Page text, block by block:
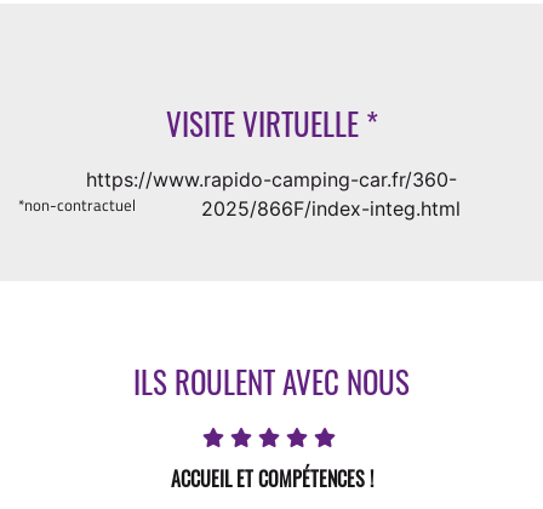
VISITE VIRTUELLE*
https://www.rapido-camping-car.fr/360-
2025/866F/index-integ.html
*non-contractuel
ILS ROULENT AVEC NOUS
ACCUEIL ET COMPÉTENCES !